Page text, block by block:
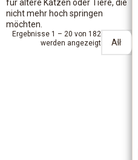
für ältere Katzen oder Tiere, die
nicht mehr hoch springen
möchten.
Ergebnisse 1 – 20 von 182
werden angezeigt